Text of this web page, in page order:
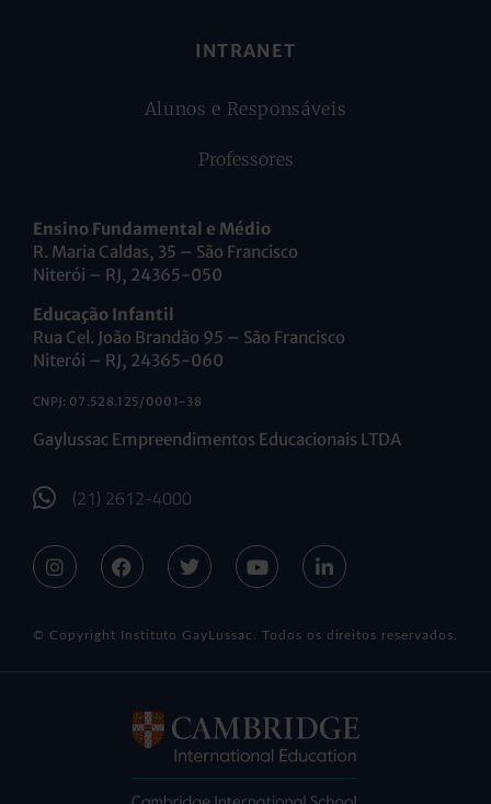
INTRANET
Alunos e Responsáveis
Professores
Ensino Fundamental e Médio
R. Maria Caldas, 35 – São Francisco
Niterói – RJ, 24365-050
Educação Infantil
Rua Cel. João Brandão 95 – São Francisco
Niterói – RJ, 24365-060
CNPJ: 07.528.125/0001-38
Gaylussac Empreendimentos Educacionais LTDA
(21) 2612-4000
© Copyright Instituto GayLussac. Todos os direitos reservados.